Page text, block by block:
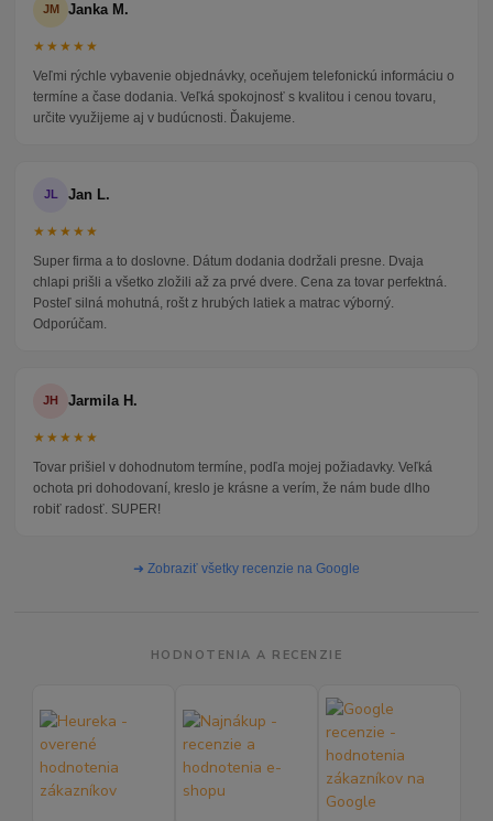
JM Janka M.
★★★★★
Veľmi rýchle vybavenie objednávky, oceňujem telefonickú informáciu o
termíne a čase dodania. Veľká spokojnosť s kvalitou i cenou tovaru,
určite využijeme aj v budúcnosti. Ďakujeme.
JL Jan L.
★★★★★
Super firma a to doslovne. Dátum dodania dodržali presne. Dvaja
chlapi prišli a všetko zložili až za prvé dvere. Cena za tovar perfektná.
Posteľ silná mohutná, rošt z hrubých latiek a matrac výborný.
Odporúčam.
JH Jarmila H.
★★★★★
Tovar prišiel v dohodnutom termíne, podľa mojej požiadavky. Veľká
ochota pri dohodovaní, kreslo je krásne a verím, že nám bude dlho
robiť radosť. SUPER!
➜ Zobraziť všetky recenzie na Google
HODNOTENIA A RECENZIE